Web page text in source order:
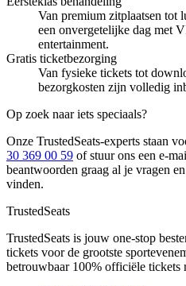
Van premium zitplaatsen tot
een onvergetelijke dag met
entertainment.
Gratis ticketbezorging
Van fysieke tickets tot
bezorgkosten zijn volledig
Op zoek naar iets speciaals?
Onze TrustedSeats-experts staan
30 369 00 59 of stuur ons een e-
beantwoorden graag al je vragen
vinden.
TrustedSeats
TrustedSeats is jouw one-stop
tickets voor de grootste
betrouwbaar 100% officiële tickets